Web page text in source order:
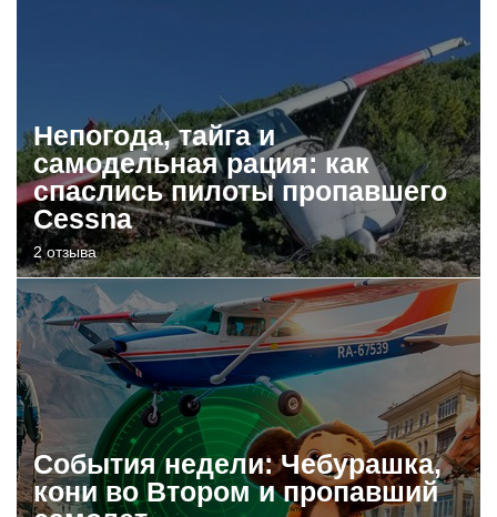
Непогода, тайга и
самодельная рация: как
спаслись пилоты пропавшего
Cessna
2 отзыва
События недели: Чебурашка,
кони во Втором и пропавший